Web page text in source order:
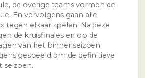
de overige teams vormen de
En vervolgens gaan alle
tegen elkaar spelen. Na deze
de kruisfinales en op de
van het binnenseizoen
gespeeld om de definitieve
seizoen.